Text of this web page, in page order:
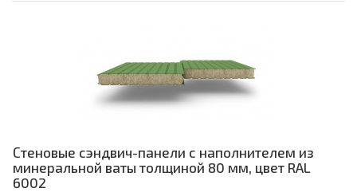
Стеновые сэндвич-панели с наполнителем из
минеральной ваты толщиной 80 мм, цвет RAL
6002